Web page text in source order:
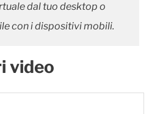
dal tuo desktop o
con i dispositivi mobili.
video